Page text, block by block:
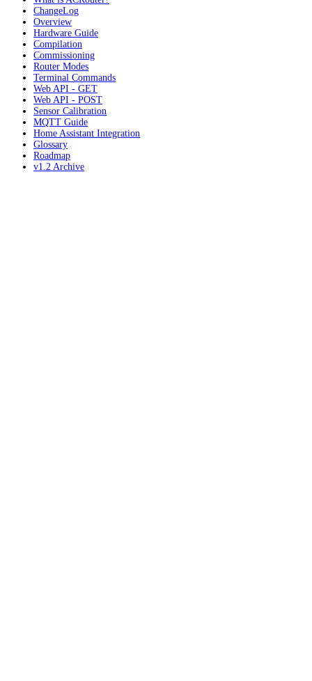
ChangeLog
Overview
Hardware Guide
Compilation
Commissioning
Router Modes
Terminal Commands
Web API - GET
Web API - POST
Sensor Calibration
MQTT Guide
Home Assistant Integration
Glossary
Roadmap
v1.2 Archive